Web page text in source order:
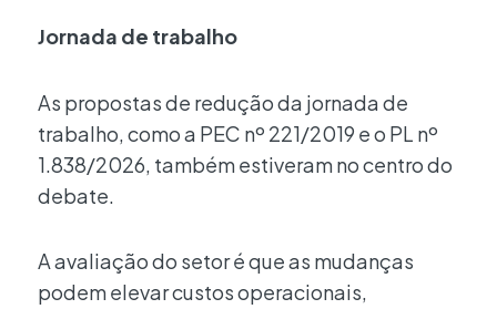
Jornada de trabalho
As propostas de redução da jornada de
trabalho, como a PEC nº 221/2019 e o PL nº
1.838/2026, também estiveram no centro do
debate.
A avaliação do setor é que as mudanças
podem elevar custos operacionais,